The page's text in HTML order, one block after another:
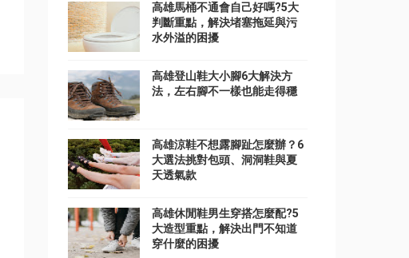
高雄馬桶不通會自己好嗎?5大
判斷重點，解決堵塞拖延與污
水外溢的困擾
高雄登山鞋大小腳6大解決方
法，左右腳不一樣也能走得穩
高雄涼鞋不想露腳趾怎麼辦？6
大選法挑對包頭、洞洞鞋與夏
天透氣款
高雄休閒鞋男生穿搭怎麼配?5
大造型重點，解決出門不知道
穿什麼的困擾